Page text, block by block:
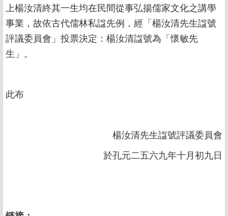
上楊汝清終其一生均在民間從事弘揚儒家文化之講學
事業，故依古代儒林私諡先例，經「楊汝清先生諡號
評議委員會」投票決定：楊汝清諡號為「懷敏先
生」。
此布
楊汝清先生諡號評議委員會
於孔元二五六九年十月初九日